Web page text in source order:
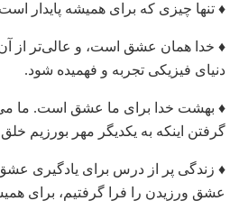
♦ تنها چیزی که برای همیشه پایدار
♦ خدا همان عشق است، و عالی‌تر از
دنیای فیزیکی تجربه و فهمیده شود.
♦ بهشت خدا برای ما عشق است. ما
گرفتن اینکه به یکدیگر مهر بورزیم
♦ زندگی پر از درس برای یادگیری
عشق ورزیدن را فرا گرفتیم، برای